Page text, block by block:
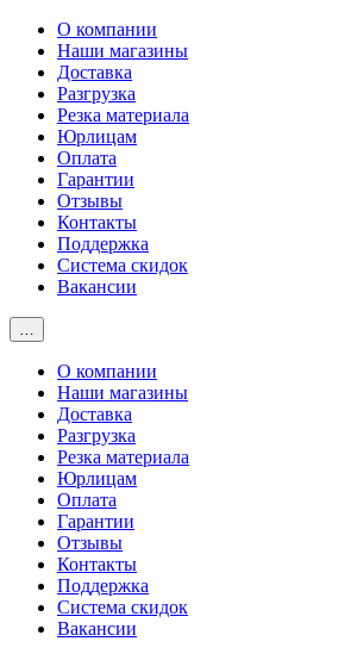
О компании
Наши магазины
Доставка
Разгрузка
Резка материала
Юрлицам
Оплата
Гарантии
Отзывы
Контакты
Поддержка
Система скидок
Вакансии
…
О компании
Наши магазины
Доставка
Разгрузка
Резка материала
Юрлицам
Оплата
Гарантии
Отзывы
Контакты
Поддержка
Система скидок
Вакансии